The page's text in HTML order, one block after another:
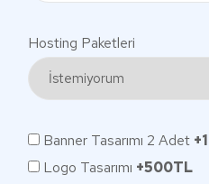
Hosting Paketleri
Banner Tasarımı 2 Adet
Logo Tasarımı +500TL